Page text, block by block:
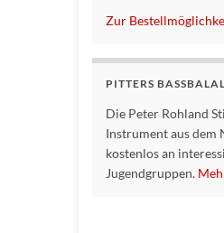
Zur
PITTERS
Die Peter Rohland
Instrument aus dem
kostenlos an
Jugendgruppen.